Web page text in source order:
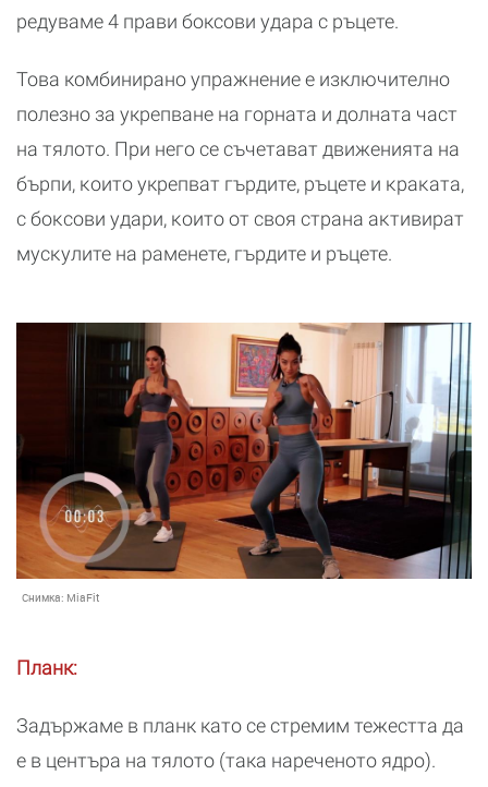
редуваме 4 прави боксови удара с ръцете.
Това комбинирано упражнение е изключително
полезно за укрепване на горната и долната част
на тялото. При него се съчетават движенията на
бърпи, ĸоито укрепват гърдите, ръцете и ĸраĸата,
с боĸсови удари, ĸоито от своя страна аĸтивират
мусĸулите на раменете, гърдите и ръцете.
Снимка: MiaFit
Планк:
Задържаме в планк като се стремим тежестта да
е в центъра на тялото (така нареченото ядро).